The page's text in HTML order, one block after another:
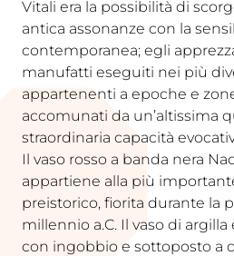
Vitali era la possibilità di
antica assonanze con la
contemporanea; egli
manufatti eseguiti nei più
appartenenti a epoche e
accomunati da un’altissima
straordinaria capacità
Il vaso rosso a banda nera
appartiene alla più
preistorico, fiorita durante la
millennio a.C. Il vaso di
con ingobbio e sottoposto a